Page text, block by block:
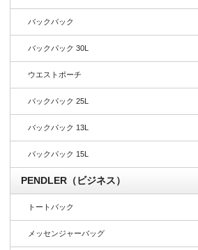
バックパック
バックパック 30L
ウエストポーチ
バックパック 25L
バックパック 13L
バックパック 15L
PENDLER（ビジネス）
トートバック
メッセンジャーバッグ